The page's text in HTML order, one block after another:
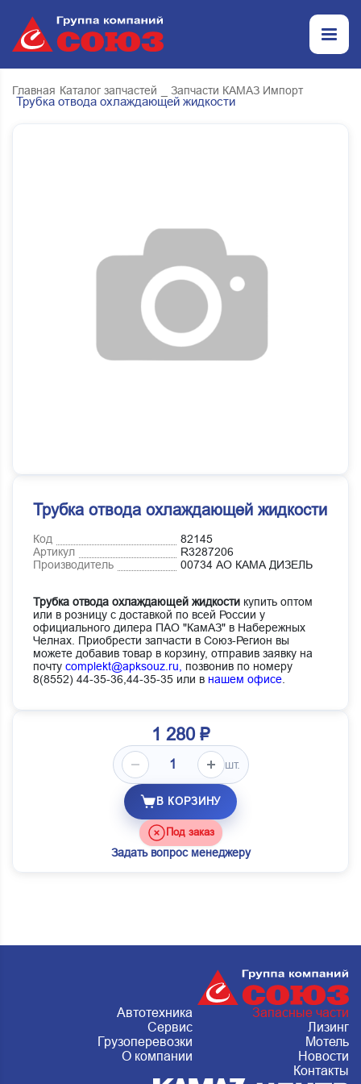
Главная Каталог запчастей _ Запчасти КАМАЗ Импорт
Трубка отвода охлаждающей жидкости
Трубка отвода охлаждающей жидкости
Код
82145
Артикул
R3287206
Производитель
00734 АО КАМА ДИЗЕЛЬ
Трубка отвода охлаждающей жидкости купить оптом
или в розницу с доставкой по всей России у
официального дилера ПАО "КамАЗ" в Набережных
Челнах. Приобрести запчасти в Союз-Регион вы
можете добавив товар в корзину, отправив заявку на
почту complekt@apksouz.ru,
позвонив по номеру
8(8552) 44-35-36,44-35-35 или в нашем офисе
1 280 ₽
шт.
В КОРЗИНУ
Под заказ
Задать вопрос менеджеру
Автотехника
Запасные части
Сервис
Лизинг
Грузоперевозки
Мотель
О компании
Новости
Контакты